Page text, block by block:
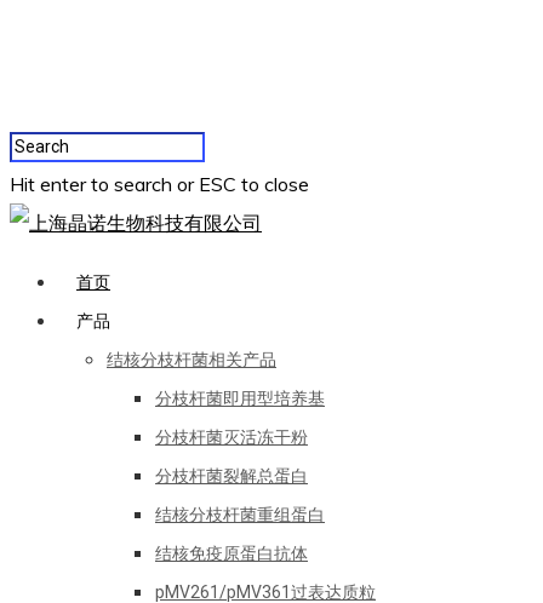
Hit enter to search or ESC to close
首页
产品
结核分枝杆菌相关产品
分枝杆菌即用型培养基
分枝杆菌灭活冻干粉
分枝杆菌裂解总蛋白
结核分枝杆菌重组蛋白
结核免疫原蛋白抗体
pMV261/pMV361过表达质粒